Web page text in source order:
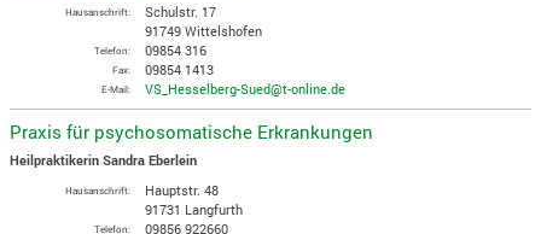
Hausanschrift:
Schulstr. 17
91749 Wittelshofen
Telefon: 09854 316
Fax: 09854 1413
E-Mail: VS_Hesselberg-Sued@t-online.de
Praxis für psychosomatische Erkrankungen
Heilpraktikerin Sandra Eberlein
Hausanschrift:
Hauptstr. 48
91731 Langfurth
Telefon: 09856 922660